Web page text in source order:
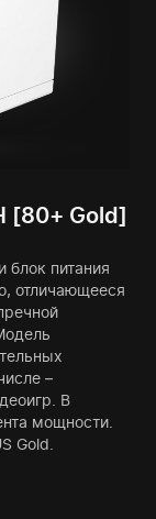
[80+ Gold]
питания
отличающееся
–
В
мощности.
Gold.